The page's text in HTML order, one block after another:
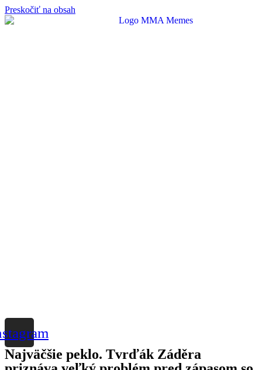
Preskočiť na obsah
Najväčšie peklo. Tvrďák Záděra